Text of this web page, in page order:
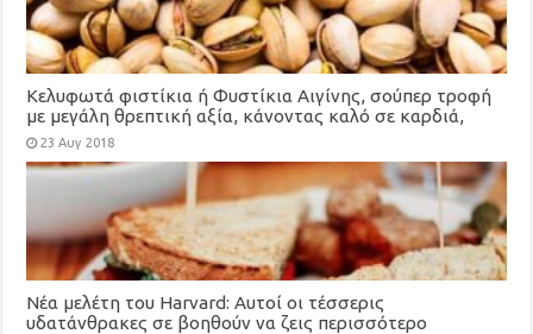
Κελυφωτά φιστίκια ή Φυστίκια Αιγίνης, σούπερ τροφή
με μεγάλη θρεπτική αξία, κάνοντας καλό σε καρδιά,
χοληστερίνη, μάτια, αδυνάτισμα
23 Αυγ 2018
Νέα μελέτη του Harvard: Αυτοί οι τέσσερις
υδατάνθρακες σε βοηθούν να ζεις περισσότερο